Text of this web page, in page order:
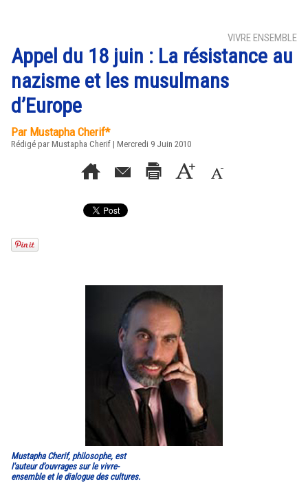
VIVRE ENSEMBLE
Appel du 18 juin : La résistance au
nazisme et les musulmans
d’Europe
Par Mustapha Cherif*
Rédigé par Mustapha Cherif | Mercredi 9 Juin 2010
Mustapha Cherif, philosophe, est
l'auteur d’ouvrages sur le vivre-
ensemble et le dialogue des cultures.